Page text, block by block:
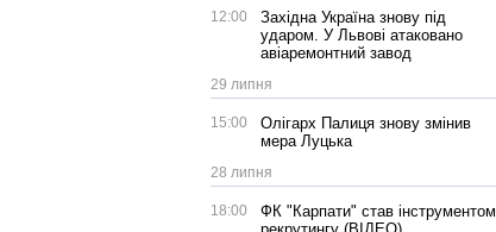
12:00
Західна Україна знову під
ударом. У Львові атаковано
авіаремонтний завод
29 липня
15:00
Олігарх Палиця знову змінив
мера Луцька
28 липня
18:00
ФК "Карпати" став інструментом